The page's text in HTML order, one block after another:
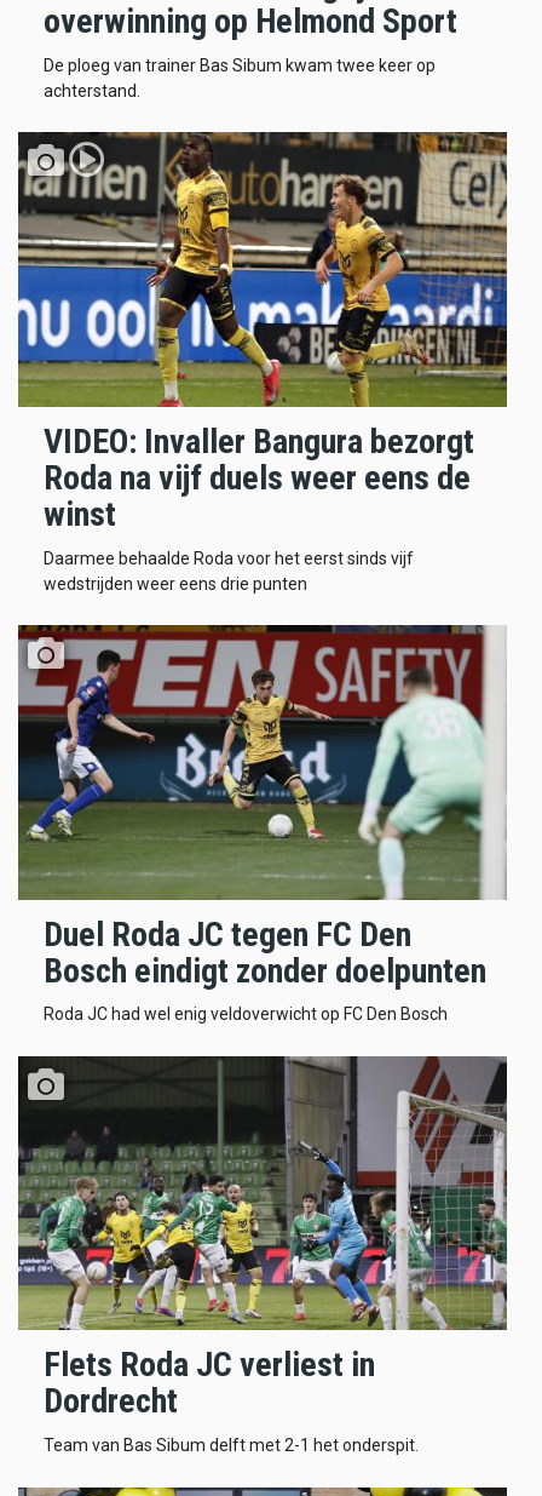
overwinning op Helmond Sport
De ploeg van trainer Bas Sibum kwam twee keer op
achterstand.
VIDEO: Invaller Bangura bezorgt
Roda na vijf duels weer eens de
winst
Daarmee behaalde Roda voor het eerst sinds vijf
wedstrijden weer eens drie punten
Duel Roda JC tegen FC Den
Bosch eindigt zonder doelpunten
Roda JC had wel enig veldoverwicht op FC Den Bosch
Flets Roda JC verliest in
Dordrecht
Team van Bas Sibum delft met 2-1 het onderspit.